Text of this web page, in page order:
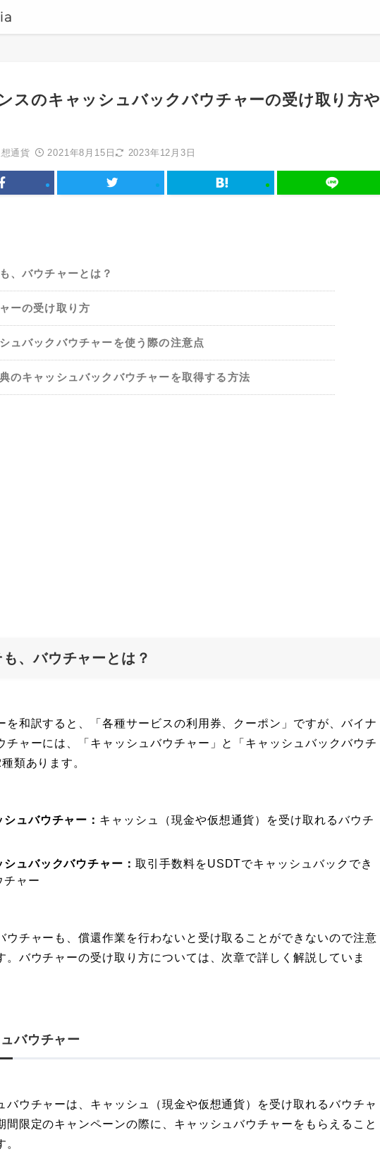
スのキャッシュバックバウチャーの受け取り方や
通貨 2021年8月15日 2023年12月3日
、バウチャーとは？
ーの受け取り方
ュバックバウチャーを使う際の注意点
のキャッシュバックバウチャーを取得する方法
、バウチャーとは？
を和訳すると、「各種サービスの利用券、クーポン」ですが、バイナ
チャーには、「キャッシュバウチャー」と「キャッシュバックバウチ
類あります。
シュバウチャー： キャッシュ（現金や仮想通貨）を受け取れるバウチ
シュバックバウチャー：取引手数料をUSDTでキャッシュバックでき
チャー
ウチャーも、償還作業を行わないと受け取ることができないので注意
。バウチャーの受け取り方については、次章で詳しく解説していま
バウチャー
バウチャーは、キャッシュ（現金や仮想通貨）を受け取れるバウチャ
間限定のキャンペーンの際に、キャッシュバウチャーをもらえること